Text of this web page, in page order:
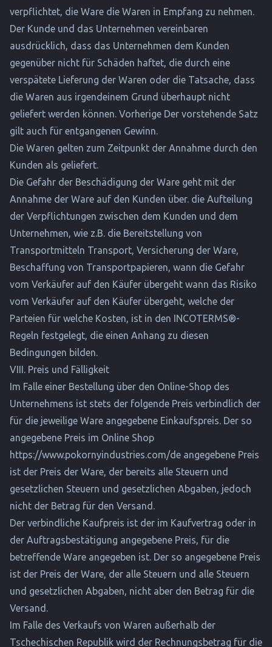
verpflichtet, die Ware die Waren in Empfang zu nehmen.
Der Kunde und das Unternehmen vereinbaren
ausdrücklich, dass das Unternehmen dem Kunden
gegenüber nicht für Schäden haftet, die durch eine
verspätete Lieferung der Waren oder die Tatsache, dass
die Waren aus irgendeinem Grund überhaupt nicht
geliefert werden können. Vorherige Der vorstehende Satz
gilt auch für entgangenen Gewinn.
Die Waren gelten zum Zeitpunkt der Annahme durch den
Kunden als geliefert.
Die Gefahr der Beschädigung der Ware geht mit der
Annahme der Ware auf den Kunden über. die Aufteilung
der Verpflichtungen zwischen dem Kunden und dem
Unternehmen, wie z.B. die Bereitstellung von
Transportmitteln Transport, Versicherung der Ware,
Beschaffung von Transportpapieren, wann die Gefahr
vom Verkäufer auf den Käufer übergeht wann das Risiko
vom Verkäufer auf den Käufer übergeht, welche der
Parteien für welche Kosten, ist in den INCOTERMS®-
Regeln festgelegt, die einen Anhang zu diesen
Bedingungen bilden.
VIII. Preis und Fälligkeit
Im Falle einer Bestellung über den Online-Shop des
Unternehmens ist stets der folgende Preis verbindlich der
für die jeweilige Ware angegebene Einkaufspreis. Der so
angegebene Preis im Online Shop
https://www.pokornyindustries.com/de angegebene Preis
ist der Preis der Ware, der bereits alle Steuern und
gesetzlichen Steuern und gesetzlichen Abgaben, jedoch
nicht der Betrag für den Versand.
Der verbindliche Kaufpreis ist der im Kaufvertrag oder in
der Auftragsbestätigung angegebene Preis, für die
betreffende Ware angegeben ist. Der so angegebene Preis
ist der Preis der Ware, der alle Steuern und alle Steuern
und gesetzlichen Abgaben, nicht aber den Betrag für die
Versand.
Im Falle des Verkaufs von Waren außerhalb der
Tschechischen Republik wird der Rechnungsbetrag für die